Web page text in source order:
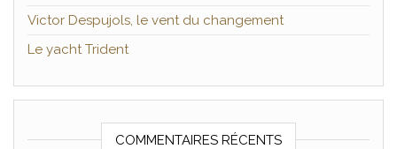
Victor Despujols, le vent du changement
Le yacht Trident
COMMENTAIRES RÉCENTS